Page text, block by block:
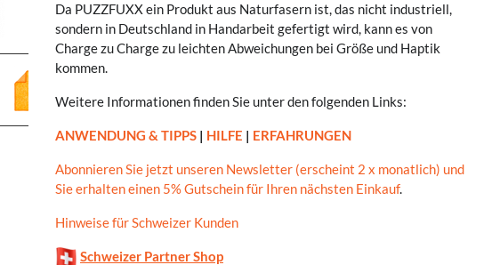
Da PUZZFUXX ein Produkt aus Naturfasern ist, das nicht industriell,
sondern in Deutschland in Handarbeit gefertigt wird, kann es von
Charge zu Charge zu leichten Abweichungen bei Größe und Haptik
kommen.
Weitere Informationen finden Sie unter den folgenden Links:
ANWENDUNG & TIPPS| HILFE | ERFAHRUNGEN
Abonnieren Sie jetzt unseren Newsletter (erscheint 2 x monatlich) und
Sie erhalten einen 5% Gutschein für Ihren nächsten Einkauf.
Hinweise für Schweizer Kunden
Schweizer Partner Shop